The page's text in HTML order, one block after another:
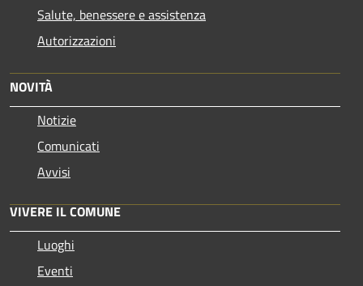
Salute, benessere e assistenza
Autorizzazioni
NOVITÀ
Notizie
Comunicati
Avvisi
VIVERE IL COMUNE
Luoghi
Eventi